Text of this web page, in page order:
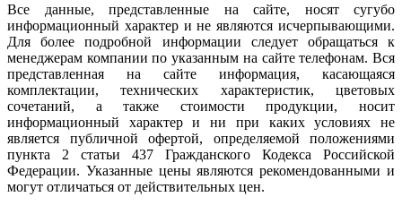
Все данные, представленные на сайте, носят сугубо
информационный характер и не являются исчерпывающими.
Для более подробной информации следует обращаться к
менеджерам компании по указанным на сайте телефонам. Вся
представленная на сайте информация, касающаяся
комплектации, технических характеристик, цветовых
сочетаний, а также стоимости продукции, носит
информационный характер и ни при каких условиях не
является публичной офертой, определяемой положениями
пункта 2 статьи 437 Гражданского Кодекса Российской
Федерации. Указанные цены являются рекомендованными и
могут отличаться от действительных цен.